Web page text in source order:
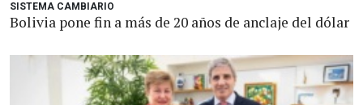
SISTEMA CAMBIARIO
Bolivia pone fin a más de 20 años de anclaje del dólar